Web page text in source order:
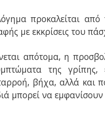
προκαλείται από
με εκκρίσεις του
απότομα, η
της γρίπης,
βήχα, αλλά και
μπορεί να εμφανίσουν